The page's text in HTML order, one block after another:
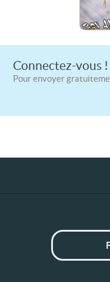
Connectez-vous !
Pour envoyer